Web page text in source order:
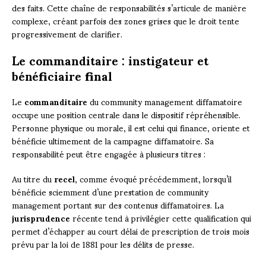
des faits. Cette chaîne de responsabilités s’articule de manière
complexe, créant parfois des zones grises que le droit tente
progressivement de clarifier.
Le commanditaire : instigateur et
bénéficiaire final
Lecommanditairedu community management diffamatoire
occupe une position centrale dans le dispositif répréhensible.
Personne physique ou morale, il est celui qui finance, oriente et
bénéficie ultimement de la campagne diffamatoire. Sa
responsabilité peut être engagée à plusieurs titres :
Au titre durecel, comme évoqué précédemment, lorsqu’il
bénéficie sciemment d’une prestation de community
management portant sur des contenus diffamatoires. La
jurisprudencerécente tend à privilégier cette qualification qui
permet d’échapper au court délai de prescription de trois mois
prévu par la loi de 1881 pour les délits de presse.